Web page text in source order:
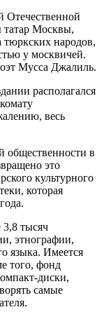
Отечественной
татар Москвы,
тюркских народов,
у москвичей.
Мусса Джалиль.
располагался
весь
общественности в
это
культурного
которая
3,8 тысяч
этнографии,
языка. Имеется
того, фонд
диски,
самые